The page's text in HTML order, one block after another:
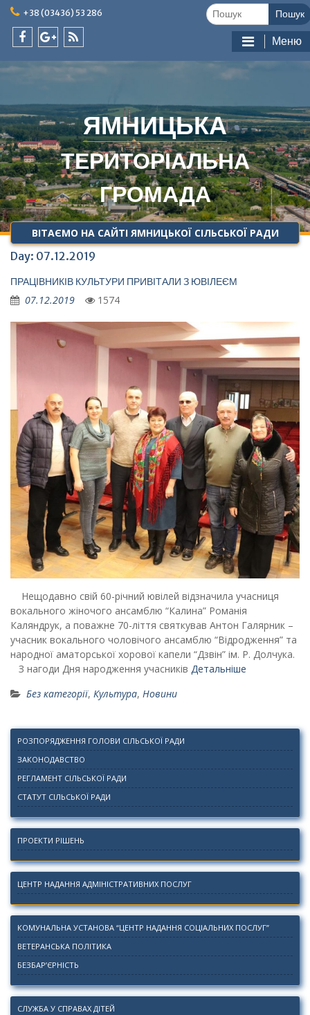
Skip
content
+38 (03436) 53 286
plus
ЯМНИЦЬКА
ТЕРИТОРІАЛЬНА
ГРОМАДА
Меню
ВІТАЄМО НА САЙТІ ЯМНИЦЬКОЇ СІЛЬСЬКОЇ РАДИ
Day: 07.12.2019
ПРАЦІВНИКІВ КУЛЬТУРИ ПРИВІТАЛИ З ЮВІЛЕЄМ
07.12.2019 1574
Нещодавно свій 60-річний ювілей відзначила учасниця
вокального жіночого ансамблю “Калина” Романія
Каляндрук, а поважне 70-ліття святкував Антон Галярник –
учасник вокального чоловічого ансамблю “Відродження” та
народної аматорської хорової капели “Дзвін” ім. Р. Долчука.
З нагоди Дня народження учасників Детальніше
Без категорії, Культура, Новини
РОЗПОРЯДЖЕННЯ ГОЛОВИ СІЛЬСЬКОЇ РАДИ
ЗАКОНОДАВСТВО
РЕГЛАМЕНТ СІЛЬСЬКОЇ РАДИ
СТАТУТ СІЛЬСЬКОЇ РАДИ
ПРОЕКТИ РІШЕНЬ
ЦЕНТР НАДАННЯ АДМІНІСТРАТИВНИХ ПОСЛУГ
КОМУНАЛЬНА УСТАНОВА “ЦЕНТР НАДАННЯ СОЦІАЛЬНИХ ПОСЛУГ”
ВЕТЕРАНСЬКА ПОЛІТИКА
БЕЗБАР’ЄРНІСТЬ
СЛУЖБА У СПРАВАХ ДІТЕЙ
Шукати: